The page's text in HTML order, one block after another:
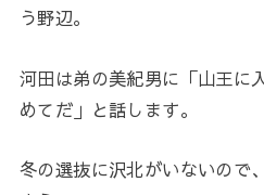
う野辺。
河田は弟の美紀男に「山王に
めてだ」と話します。
冬の選抜に沢北がいないので